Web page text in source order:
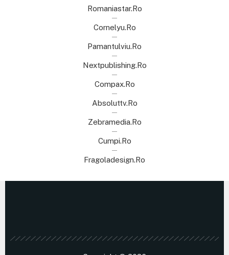
Romaniastar.ro
Cornelyu.ro
Pamantulviu.ro
Nextpublishing.ro
Compax.ro
Absoluttv.ro
Zebramedia.ro
Cumpi.ro
Fragoladesign.ro